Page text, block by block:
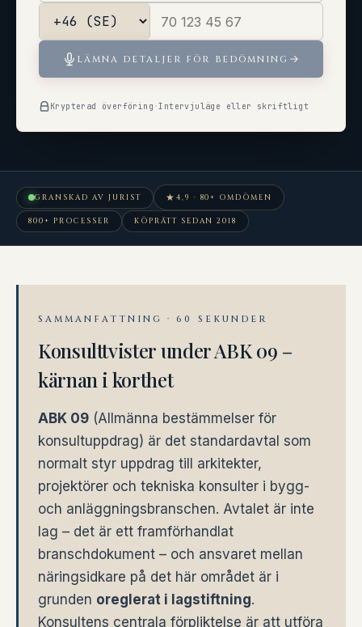
LÄMNA DETALJER FÖR BEDÖMNING
Krypterad överföring ·Intervjuläge eller skriftligt
GRANSKAD AV JURIST ★ 4,9 · 80+ OMDÖMEN
800+ PROCESSER KÖPRÄTT SEDAN 2018
SAMMANFATTNING · 60 SEKUNDER
Konsulttvister under ABK 09 –
kärnan i korthet
ABK 09 (Allmänna bestämmelser för
konsultuppdrag) är det standardavtal som
normalt styr uppdrag till arkitekter,
projektörer och tekniska konsulter i bygg-
och anläggningsbranschen. Avtalet är inte
lag – det är ett framförhandlat
branschdokument – och ansvaret mellan
näringsidkare på det här området är i
grunden oreglerat i lagstiftning.
Konsultens centrala förpliktelse är att utföra